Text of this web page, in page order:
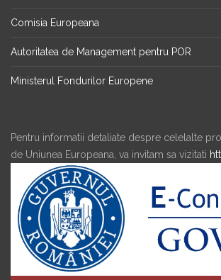
Comisia Europeana
Autoritatea de Management pentru POR
Ministerul Fondurilor Europene
Pentru informatii detaliate despre celelalte
de Uniunea Europeana, va invitam sa vizitati